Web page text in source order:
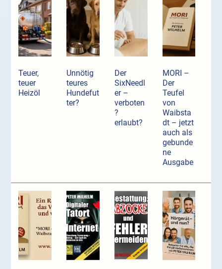
Teuer,
teuer
Heizöl
Unnötig
teures
Hundefut
ter?
Der
SixNeedl
er –
verboten
?
erlaubt?
MORI –
Der
Teufel
von
Waibsta
dt – jetzt
auch als
gebunde
ne
Ausgabe